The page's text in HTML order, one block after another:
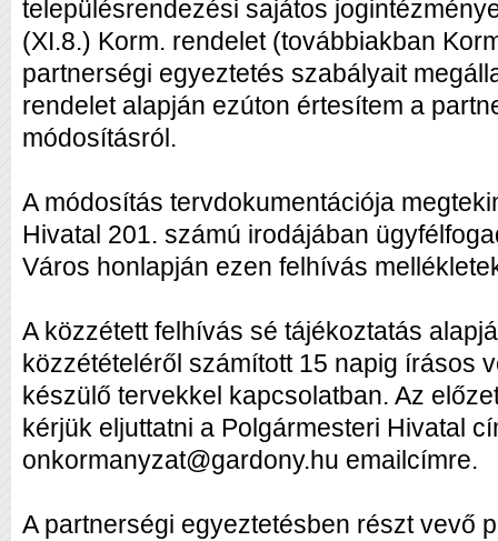
településrendezési sajátos
(XI.8.) Korm. rendelet (továbbiakban
partnerségi egyeztetés szabályait
rendelet alapján ezúton értesítem a
módosításról.
A módosítás tervdokumentációja
Hivatal 201. számú irodájában
Város honlapján ezen felhívás
A közzétett felhívás sé tájékoztatás
közzétételéről számított 15 napig írásos
készülő tervekkel kapcsolatban. Az
kérjük eljuttatni a Polgármesteri Hivatal
onkormanyzat@gardony.hu emailcímre.
A partnerségi egyeztetésben részt vevő